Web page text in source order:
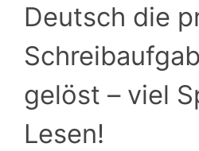
Deutsch die
gelöst – viel
Lesen!